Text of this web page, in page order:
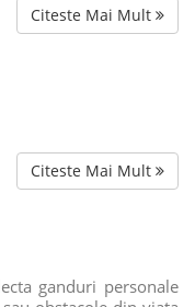
Citeste Mai Mult
Citeste Mai Mult
ganduri personale